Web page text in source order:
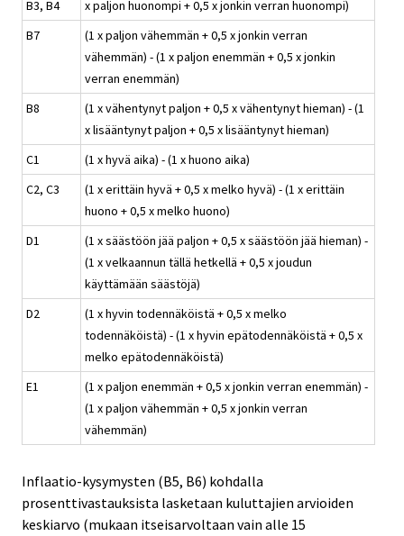
B3, B4
x paljon huonompi + 0,5 x jonkin verran huonompi)
B7
(1 x paljon vähemmän + 0,5 x jonkin verran
vähemmän) - (1 x paljon enemmän + 0,5 x jonkin
verran enemmän)
B8
(1 x vähentynyt paljon + 0,5 x vähentynyt hieman) - (1
x lisääntynyt paljon + 0,5 x lisääntynyt hieman)
C1
(1 x hyvä aika) - (1 x huono aika)
C2, C3
(1 x erittäin hyvä + 0,5 x melko hyvä) - (1 x erittäin
huono + 0,5 x melko huono)
D1
(1 x säästöön jää paljon + 0,5 x säästöön jää hieman) -
(1 x velkaannun tällä hetkellä + 0,5 x joudun
käyttämään säästöjä)
D2
(1 x hyvin todennäköistä + 0,5 x melko
todennäköistä) - (1 x hyvin epätodennäköistä + 0,5 x
melko epätodennäköistä)
E1
(1 x paljon enemmän + 0,5 x jonkin verran enemmän) -
(1 x paljon vähemmän + 0,5 x jonkin verran
vähemmän)
Inflaatio-kysymysten (B5, B6) kohdalla
prosenttivastauksista lasketaan kuluttajien arvioiden
keskiarvo (mukaan itseisarvoltaan vain alle 15